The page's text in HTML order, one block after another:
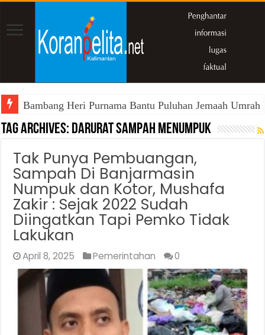
Bambang Heri Purnama Bantu Puluhan Jemaah
Tag Archives: Darurat Sampah Menumpuk
Tak Punya Pembuangan,
Sampah Di Banjarmasin
Numpuk dan Kotor, Mushafa
Zakir : Sejak 2022 Sudah
Diingatkan Tapi Pemko Tidak
Lakukan
April 8, 2025 Pemerintahan 0